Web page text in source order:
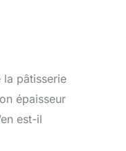
la pâtisserie
épaisseur
est-il